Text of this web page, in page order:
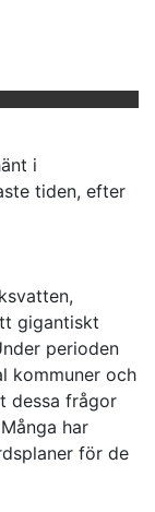
i
tiden, efter
gigantiskt
perioden
kommuner och
dessa frågor
har
för de